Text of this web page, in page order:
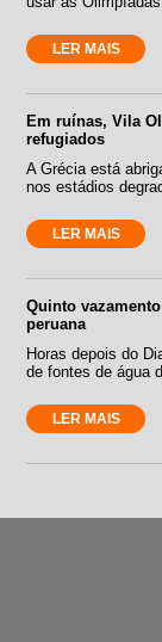
LER MAIS
Em ruínas, Vila
refugiados
A Grécia está
nos estádios
LER MAIS
Quinto
peruana
Horas depois do
de fontes de água
LER MAIS